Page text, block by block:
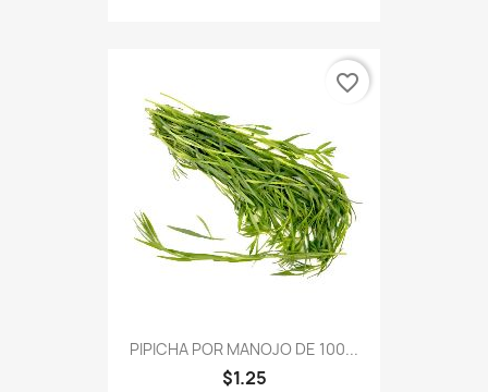
PIPICHA POR MANOJO DE 100...
$1.25
favorite_border